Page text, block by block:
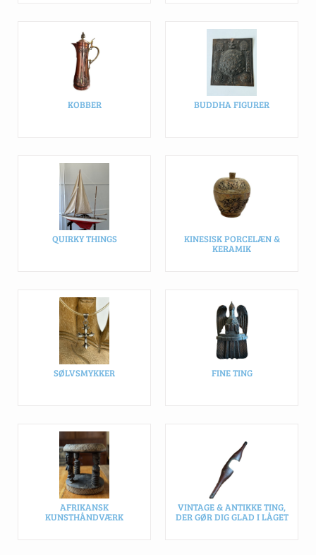
KOBBER BUDDHA FIGURER
QUIRKY THINGS KINESISK PORCELÆN &
KERAMIK
SØLVSMYKKER FINE TING
AFRIKANSK
KUNSTHÅNDVÆRK
VINTAGE & ANTIKKE TING,
DER GØR DIG GLAD I LÅGET